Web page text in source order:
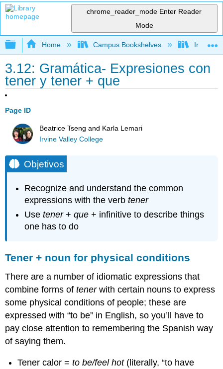
chrome_reader_mode Enter Reader
Mode
Expand/collapse global hierarchy
Home Campus Bookshelves Irvine
3.12: Gramática- Expresiones con
tener y tener + que
Page ID
Beatrice Tseng and Karla Lemari
Irvine Valley College
Objetivos
Recognize and understand the common
expressions with the verbtener
Usetener+que+ infinitive to describe things
one has to do
Tener + noun for physical conditions
There are a number of idiomatic expressions that
combine forms oftenerwith certain nouns to express
some physical conditions of people; these are
expressed with “to be” in English, so you’ll have to
pay close attention to remembering the Spanish way
of saying them.
Tener calor =to be/feel hot(literally, “to have